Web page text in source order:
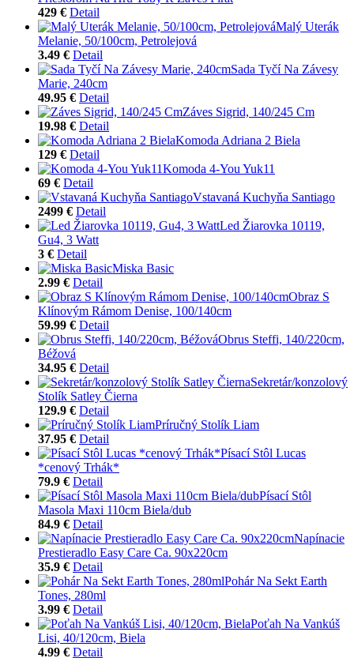
429 € Detail
Malý Uterák
Melanie, 50/100cm, Petrolejová
3.49 € Detail
Sada Tyčí Na Závesy
Marie, 240cm
49.95 € Detail
Záves Sigrid, 140/245 Cm
19.98 € Detail
Komoda Adriana 2 Biela
129 € Detail
Komoda 4-You Yuk11
69 € Detail
Vstavaná Kuchyňa Santiago
2499 € Detail
Led Žiarovka 10119,
Gu4, 3 Watt
3 € Detail
Miska Basic
2.99 € Detail
Obraz S
Klínovým Rámom Denise, 100/140cm
59.99 € Detail
Obrus Steffi, 140/220cm,
Béžová
34.95 € Detail
Sekretár/konzolový
Stolík Satley Čierna
129.9 € Detail
Príručný Stolík Liam
37.95 € Detail
Písací Stôl Lucas
*cenový Trhák*
79.9 € Detail
Písací Stôl
Masola Maxi 110cm Biela/dub
84.9 € Detail
Napínacie
Prestieradlo Easy Care Ca. 90x220cm
35.9 € Detail
Pohár Na Sekt Earth
Tones, 280ml
3.99 € Detail
Poťah Na Vankúš
Lisi, 40/120cm, Biela
4.99 € Detail